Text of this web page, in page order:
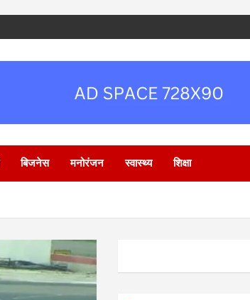
बिजनेस मनोरंजन स्वास्थ्य शिक्षा